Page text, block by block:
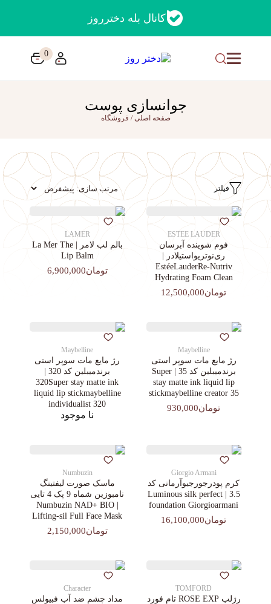
کانال بله دخترروز
0
جوانسازی پوست
صفحه اصلی/ فروشگاه
فیلتر
ESTEE LAUDER
فوم شوینده آبرسان
ری‌نوتریواستیلادر |
EstéeLauderRe-Nutriv
Hydrating Foam Clean
تومان12,500,000
LAMER
بالم لب لامر | La Mer The
Lip Balm
تومان6,900,000
Maybelline
رژ مایع مات سوپر استی‌
برندمیبلین کد 35 | Super
stay matte ink liquid lip
stickmaybelline creator 35
تومان930,000
Maybelline
رژ مایع مات سوپر استی‌
برندمیبلین کد 320 |
320Super stay matte ink
liquid lip stickmaybelline
individualist 320
نا موجود
Giorgio Armani
کرم پودرجورجیوآرمانی کد
3.5 | Luminous silk perfect
foundation Giorgioarmani
تومان16,100,000
Numbuzin
ماسک صورت لیفتینگ
نامبوزین شماه 9 پک 4 تایی
| Numbuzin NAD+ BIO
Lifting-sil Full Face Mask
تومان2,150,000
TOMFORD
رژلب ROSE EXP تام فورد
Character
مداد چشم ضد آب فبیولس